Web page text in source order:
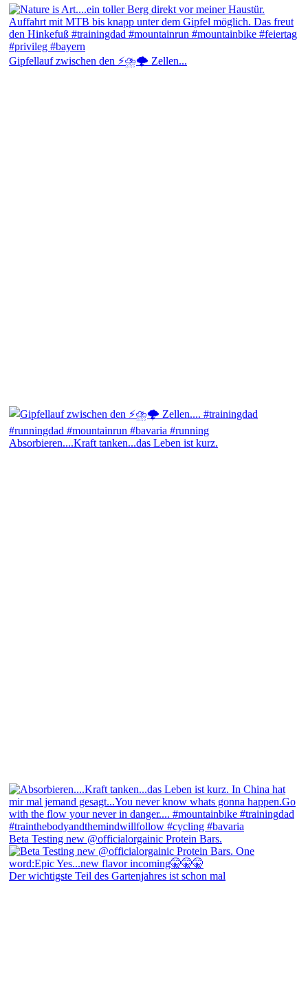
Gipfellauf zwischen den ⚡⛈️🌩️ Zellen...
Absorbieren....Kraft tanken...das Leben ist kurz.
Beta Testing new @officialorgainic Protein Bars.
Der wichtigste Teil des Gartenjahres ist schon mal